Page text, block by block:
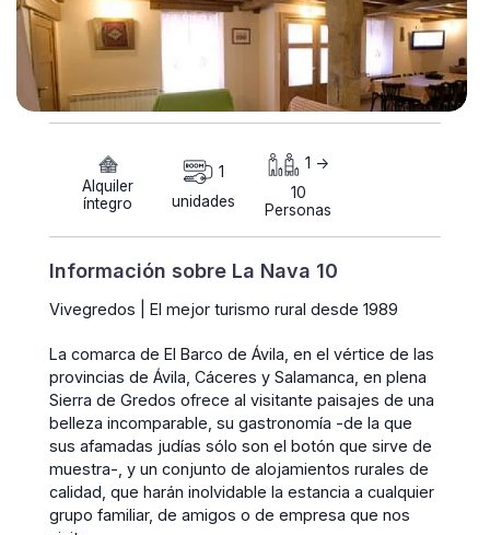
Alquiler
íntegro
1
unidades
1 ->
10
Personas
Información sobre La Nava 10
Vivegredos | El mejor turismo rural desde 1989
La comarca de El Barco de Ávila, en el vértice de las
provincias de Ávila, Cáceres y Salamanca, en plena
Sierra de Gredos ofrece al visitante paisajes de una
belleza incomparable, su gastronomía -de la que
sus afamadas judías sólo son el botón que sirve de
muestra-, y un conjunto de alojamientos rurales de
calidad, que harán inolvidable la estancia a cualquier
grupo familiar, de amigos o de empresa que nos